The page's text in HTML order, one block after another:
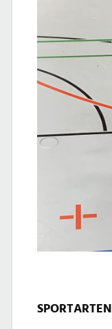
SPORTARTEN